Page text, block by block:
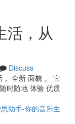
活，从
Discuss
全新 面貌 。 它
时随地 体验 优质
助手-你的音乐生